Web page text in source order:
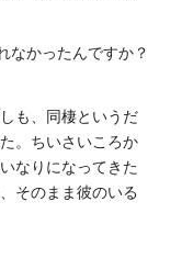
なかったんですか？
も、同棲というだ
。ちいさいころか
なりになってきた
そのまま彼のいる